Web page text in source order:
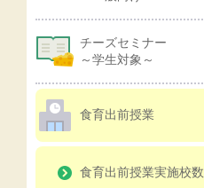
チーズセミナー
～学生対象～
食育出前授業
食育出前授業実施校数